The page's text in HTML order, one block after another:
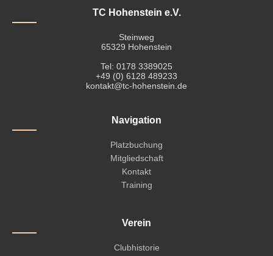
TC Hohenstein e.V.
Steinweg
65329 Hohenstein
Tel: 0178 3389025
+49 (0) 6128 489233
kontakt@tc-hohenstein.de
Navigation
Platzbuchung
Mitgliedschaft
Kontakt
Training
Verein
Clubhistorie